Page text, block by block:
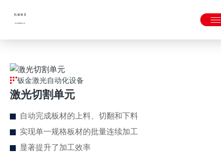
钣金激光自动化设备
激光切割单元
自动完成板材的上料、切翻和下料
实现单一规格板材的批量连续加工
显著提升了加工效率